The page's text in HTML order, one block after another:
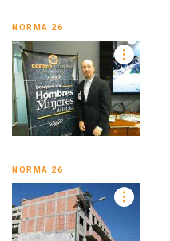
NORMA 26
NORMA 26